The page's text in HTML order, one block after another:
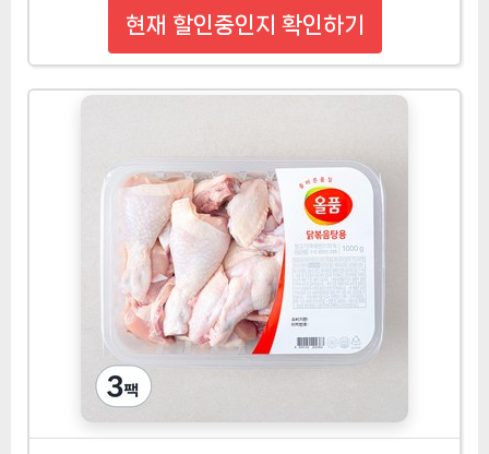
현재 할인중인지 확인하기